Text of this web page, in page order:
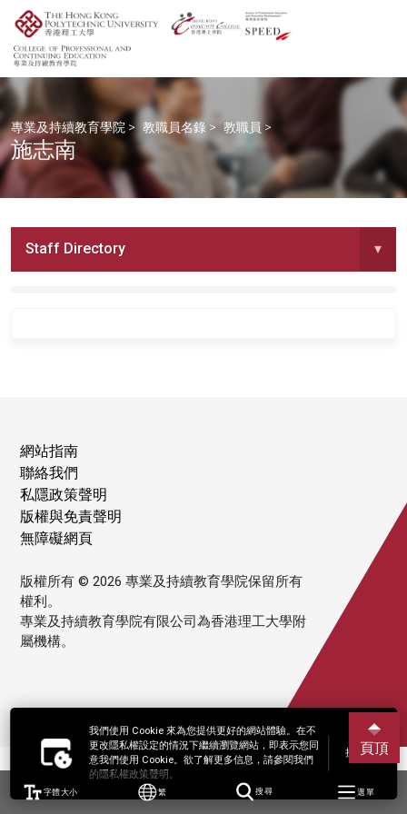
我們使用 Cookie 來為您提供更好的網站體驗。在不
更改隱私權設定的情況下繼續瀏覽網站，即表示您同
意我們使用 Cookie。欲了解更多信息，請參閱我們
的隱私權政策聲明。
接受
字體大小 繁 搜尋 選單
專業及持續教育學院 > 教職員名錄 > 教職員 >
施志南
Staff Directory ▾
網站指南
聯絡我們
私隱政策聲明
版權與免責聲明
無障礙網頁
版權所有 © 2026 專業及持續教育學院保留所有
權利。
專業及持續教育學院有限公司為香港理工大學附
屬機構。
頁頂